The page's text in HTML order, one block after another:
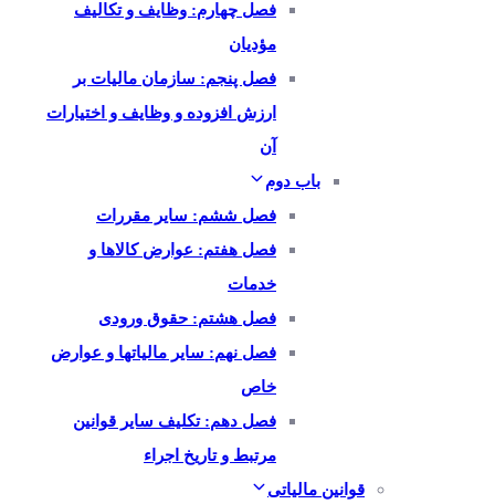
فصل چهارم: وظایف و تکالیف
مؤدیان
فصل پنجم: سازمان مالیات بر
ارزش افزوده و وظایف و اختیارات
آن
باب دوم
فصل ششم: سایر مقررات
فصل هفتم: عوارض کالاها و
خدمات
فصل هشتم: حقوق ورودی
فصل نهم: سایر مالیاتها و عوارض
خاص
فصل دهم: تکلیف سایر قوانین
مرتبط و تاریخ اجراء
قوانین مالیاتی